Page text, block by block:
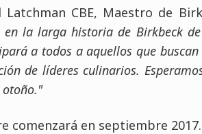
Latchman CBE, Maestro de
la larga historia de Birkbeck
a todos a aquellos que
de líderes culinarios.
otoño."
comenzará en septiembre 2017.